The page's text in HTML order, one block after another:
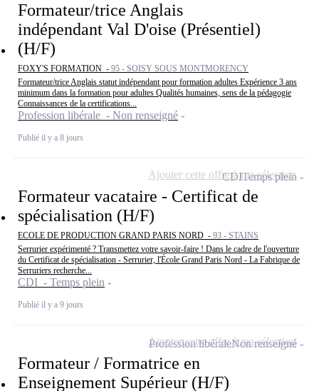
Formateur/trice Anglais
indépendant Val D'oise (Présentiel)
(H/F)
FOXY'S FORMATION - 95 - SOISY SOUS MONTMORENCY
Formateur/trice Anglais statut indépendant pour formation adultes Expérience 3 ans
minimum dans la formation pour adultes Qualités humaines, sens de la pédagogie
Connaissances de la certifications...
Profession libérale - Non renseigné
Publié il y a 8 jours
Formateur vacataire - Certificat de
spécialisation (H/F)
ECOLE DE PRODUCTION GRAND PARIS NORD - 93 - STAINS
Serrurier expérimenté ? Transmettez votre savoir-faire ! Dans le cadre de l'ouverture
du Certificat de spécialisation - Serrurier, l'École Grand Paris Nord - La Fabrique de
Serruriers recherche...
CDI - Temps plein
Publié il y a 9 jours
CDITemps plein
Ajouter cette offre à ma sélection
Formateur / Formatrice en
Enseignement Supérieur (H/F)
Profession libéraleNon renseigné
Ajouter cette offre à ma sélection